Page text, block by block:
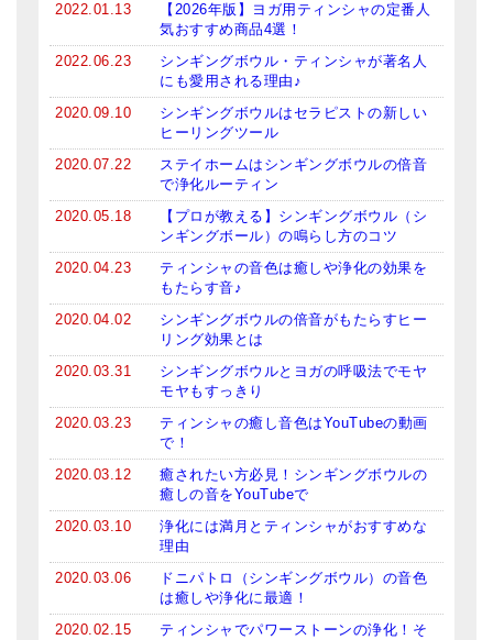
神々とつながるジュエリー
ヒーリング・マンダラポスター
ロゴステッカー・ポストカード各種
亡命チベット人尼僧のお守り・チャーム
チベット・マントラ・ヒーリングCD
シンギングボウル講座
初級講座
倍音呼吸法レッスン
中級講座
上級講座
ビギナー講師・養成講座
2022.01.13
【2026年版】ヨガ用ティンシャの定番人
気おすすめ商品4選！
2022.06.23
シンギングボウル・ティンシャが著名人
にも愛用される理由♪
2020.09.10
シンギングボウルはセラピストの新しい
ヒーリングツール
2020.07.22
ステイホームはシンギングボウルの倍音
で浄化ルーティン
2020.05.18
【プロが教える】シンギングボウル（シ
ンギングボール）の鳴らし方のコツ
2020.04.23
ティンシャの音色は癒しや浄化の効果を
もたらす音♪
2020.04.02
シンギングボウルの倍音がもたらすヒー
リング効果とは
2020.03.31
シンギングボウルとヨガの呼吸法でモヤ
モヤもすっきり
2020.03.23
ティンシャの癒し音色はYouTubeの動画
で！
2020.03.12
癒されたい方必見！シンギングボウルの
癒しの音をYouTubeで
2020.03.10
浄化には満月とティンシャがおすすめな
理由
2020.03.06
ドニパトロ（シンギングボウル）の音色
は癒しや浄化に最適！
2020.02.15
ティンシャでパワーストーンの浄化！そ